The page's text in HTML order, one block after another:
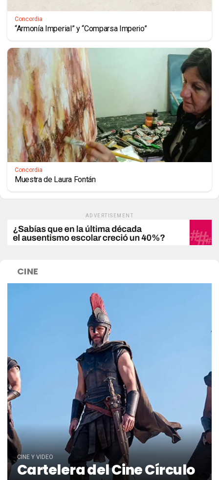
Concordia
“Armonía Imperial” y “Comparsa Imperio”
Concordia
Muestra de Laura Fontán
ADVERTISEMENT
CINE
CINE Y VIDEO
Cartelera del Cine Círculo